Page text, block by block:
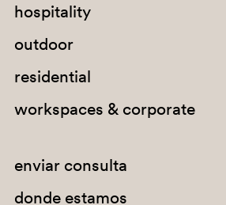
hospitality
outdoor
residential
workspaces & corporate
enviar consulta
donde estamos